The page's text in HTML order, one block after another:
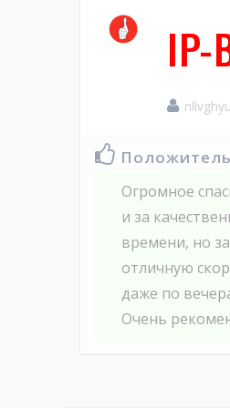
IP-
Огромное
и за
времени, но
отличную
даже по
Очень